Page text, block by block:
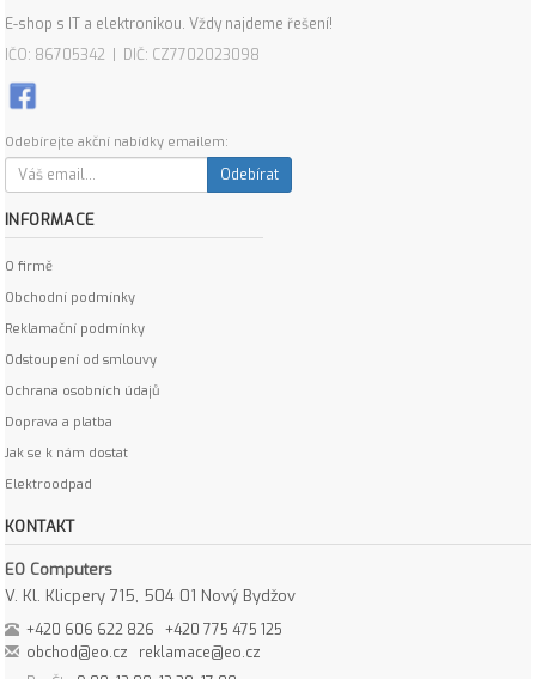
E-shop s IT a elektronikou. Vždy najdeme řešení!
IČO: 86705342 | DIČ: CZ7702023098
Odebírejte akční nabídky emailem:
Odebírat
INFORMACE
O firmě
Obchodní podmínky
Reklamační podmínky
Odstoupení od smlouvy
Ochrana osobních údajů
Doprava a platba
Jak se k nám dostat
Elektroodpad
KONTAKT
EO Computers
V. Kl. Klicpery 715, 504 01 Nový Bydžov
+420 606 622 826
+420 775 475 125
obchod@eo.cz
reklamace@eo.cz